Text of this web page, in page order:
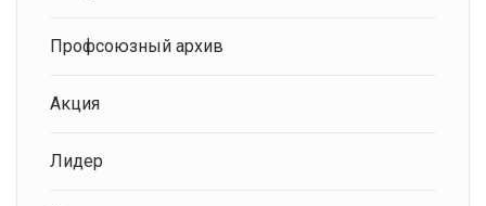
Профсоюзный архив
Акция
Лидер